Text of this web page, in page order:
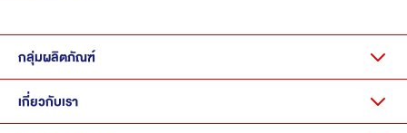
กลุ่มผลิตภัณฑ์
เกี่ยวกับเรา